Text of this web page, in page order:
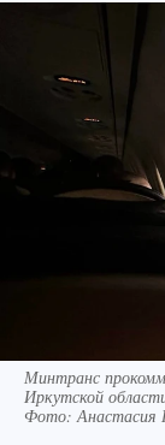
Минтранс
Иркутской
Фото: